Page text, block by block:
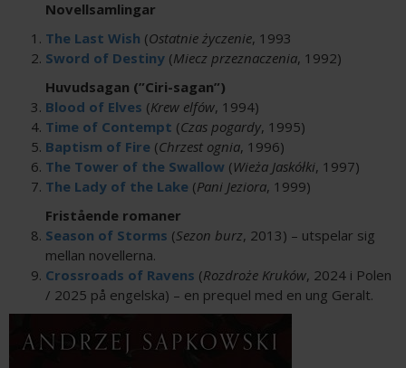
Novellsamlingar
The Last Wish (Ostatnie życzenie, 1993
Sword of Destiny (Miecz przeznaczenia, 1992)
Huvudsagan (”Ciri-sagan”)
Blood of Elves (Krew elfów, 1994)
Time of Contempt (Czas pogardy, 1995)
Baptism of Fire (Chrzest ognia, 1996)
The Tower of the Swallow (Wieża Jaskółki, 1997)
The Lady of the Lake (Pani Jeziora, 1999)
Fristående romaner
Season of Storms (Sezon burz, 2013) – utspelar sig
mellan novellerna.
Crossroads of Ravens (Rozdroże Kruków, 2024 i Polen
/ 2025 på engelska) – en prequel med en ung Geralt.